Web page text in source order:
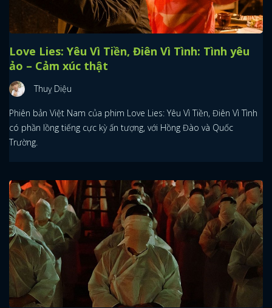
Love Lies: Yêu Vì Tiền, Điên Vì Tình: Tình yêu
ảo – Cảm xúc thật
Thuỵ Diệu
Phiên bản Việt Nam của phim Love Lies: Yêu Vì Tiền, Điên Vì Tình
có phần lồng tiếng cực kỳ ấn tượng, với Hồng Đào và Quốc
Trường.